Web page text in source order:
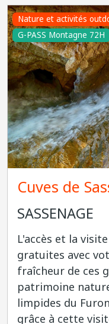
Nature et activités
G-PASS Montagne 72H
Cuves de
SASSENAGE
L'accès et la
gratuites avec
fraîcheur de ces
patrimoine
limpides du
grâce à cette